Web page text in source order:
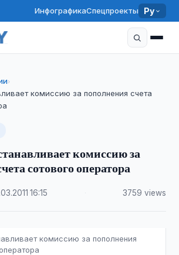
ИнфографикаСпецпроекты Ру
›
комиссию за пополнения счета
комиссию за
сотового оператора
·16:15 3759 views
комиссию за пополнения